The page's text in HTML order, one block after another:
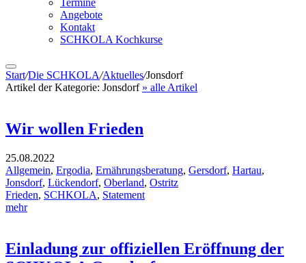
Angebote
Kontakt
SCHKOLA Kochkurse
Start/Die SCHKOLA/Aktuelles/Jonsdorf
Artikel der Kategorie: Jonsdorf » alle Artikel
Wir wollen Frieden
25.08.2022
Allgemein, Ergodia, Ernährungsberatung, Gersdorf, Hartau,
Jonsdorf, Lückendorf, Oberland, Ostritz
Frieden, SCHKOLA, Statement
mehr
Einladung zur offiziellen Eröffnung der